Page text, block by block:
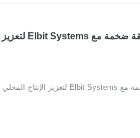
وزارة الدفاع الإسرائيلية تبرم صفقة ضخمة مع Elbit Systems لتعزيز
وزارة الدفاع الإسرائيلية تبرم صفقة ضخمة مع Elbit Systems لتعزيز الإنتاج المحلي